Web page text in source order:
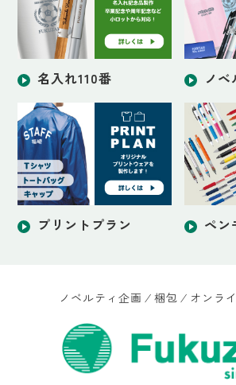
名入れ110番 ノベ
プリントプラン ペン
ノベルティ企画 ⁄ 梱包 ⁄ オンラ